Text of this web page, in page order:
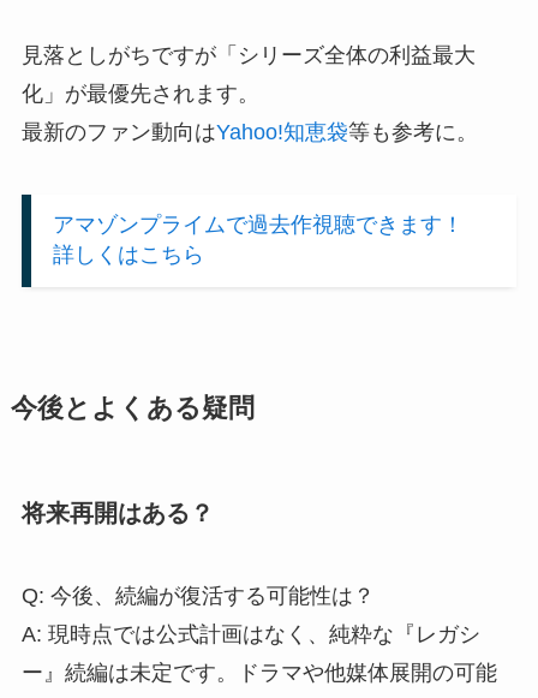
見落としがちですが「シリーズ全体の利益最大
化」が最優先されます。
最新のファン動向はYahoo!知恵袋等も参考に。
アマゾンプライムで過去作視聴できます！
詳しくはこちら
今後とよくある疑問
将来再開はある？
Q: 今後、続編が復活する可能性は？
A: 現時点では公式計画はなく、純粋な『レガシ
ー』続編は未定です。ドラマや他媒体展開の可能